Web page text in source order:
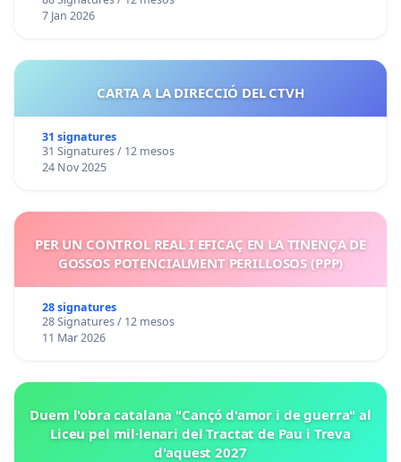
7 Jan 2026
CARTA A LA DIRECCIÓ DEL CTVH
31 signatures
31 Signatures / 12 mesos
24 Nov 2025
PER UN CONTROL REAL I EFICAÇ EN LA TINENÇA DE
GOSSOS POTENCIALMENT PERILLOSOS (PPP)
28 signatures
28 Signatures / 12 mesos
11 Mar 2026
Duem l'obra catalana "Cançó d'amor i de guerra" al
Liceu pel mil·lenari del Tractat de Pau i Treva
d'aquest 2027